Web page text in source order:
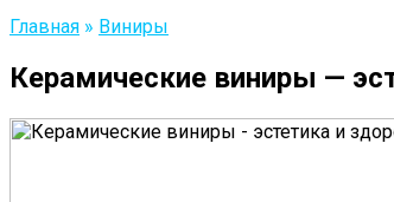
Главная » Виниры
Керамические виниры —